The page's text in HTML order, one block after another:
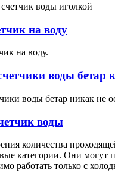
воды иголкой
на воду
на воду.
воды бетар
воды бетар никак не
воды
количества
категории. Они могут
работать только с